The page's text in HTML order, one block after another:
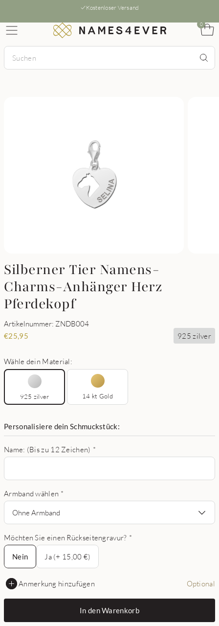
Kostenloser Versand
0
Silberner Tier Namens-
Charms-Anhänger Herz
Pferdekopf
Artikelnummer: ZNDB004
€25,95 925 zilver
Wähle dein Material:
925 zilver 14 kt Gold
Personalisiere dein Schmuckstück:
Name: (Bis zu 12 Zeichen) *
Armband wählen *
Ohne Armband
Möchten Sie einen Rückseitengravur? *
Nein
Nein
Ja (+ 15,00 €)
Anmerkung hinzufügen Optional
In den Warenkorb